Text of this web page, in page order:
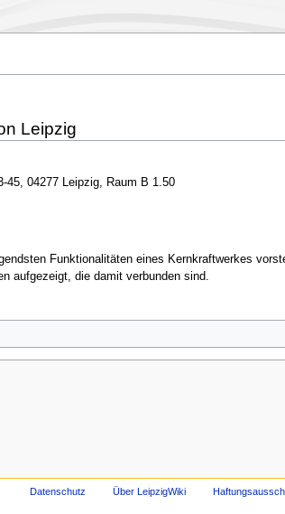
Leipzig
45, 04277 Leipzig, Raum B 1.50
Funktionalitäten eines Kernkraftwerkes
aufgezeigt, die damit verbunden sind.
Datenschutz Über LeipzigWiki